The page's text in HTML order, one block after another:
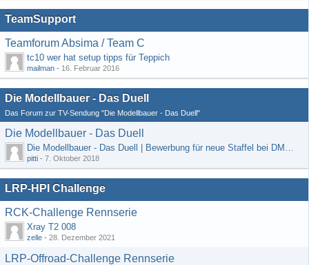
TeamSupport
Teamforum Absima / Team C
tc10 wer hat setup tipps für Teppich
mailman - 16. Februar 2016
Die Modellbauer - Das Duell
Das Forum zur TV-Sendung "Die Modellbauer - Das Duell"
Die Modellbauer - Das Duell
Die Modellbauer - Das Duell | Bewerbung für neue Staffel bei DMAX *Werbung*
pitti - 7. Oktober 2018
LRP-HPI Challenge
RCK-Challenge Rennserie
Xray T2 008
zelle - 28. Dezember 2021
LRP-Offroad-Challenge Rennserie